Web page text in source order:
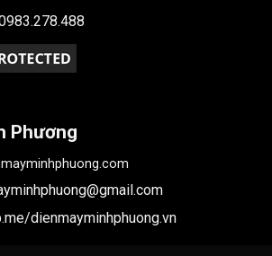
Phương
dienmayminhphuong.vn